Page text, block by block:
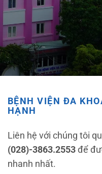
BỆNH VIỆN ĐA
HẠNH
Liên hệ với chúng tôi
(028)-3863.2553để
nhanh nhất.